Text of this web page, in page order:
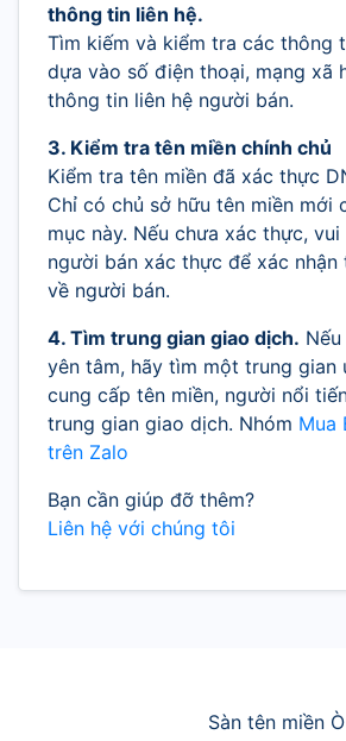
thông tin liên hệ.
Tìm kiếm và kiểm tra các thông
dựa vào số điện thoại, mạng xã
thông tin liên hệ người bán.
3. Kiểm tra tên miền chính chủ
Kiểm tra tên miền đã xác thực
Chỉ có chủ sở hữu tên miền mới
mục này. Nếu chưa xác thực,
người bán xác thực để xác nhận
về người bán.
4. Tìm trung gian giao dịch.
yên tâm, hãy tìm một trung gian
cung cấp tên miền, người nổi
trung gian giao dịch. Nhóm Mua
trên Zalo
Bạn cần giúp đỡ thêm?
Liên hệ với chúng tôi
Sàn tên miền